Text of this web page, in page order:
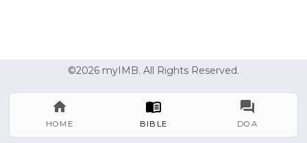
HOME BIBLE DOA
©2026 myIMB. All Rights Reserved.